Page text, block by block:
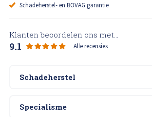
Schadeherstel- en BOVAG garantie
Klanten beoordelen ons met...
9.1 Alle recensies
Schadeherstel
Specialisme